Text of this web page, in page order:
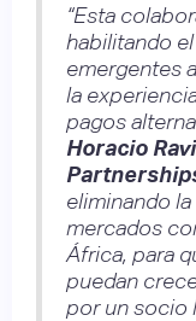
“Esta
habilitando
emergentes
la
pagos
Horacio
eliminando
mercados
África, para
puedan
por un socio